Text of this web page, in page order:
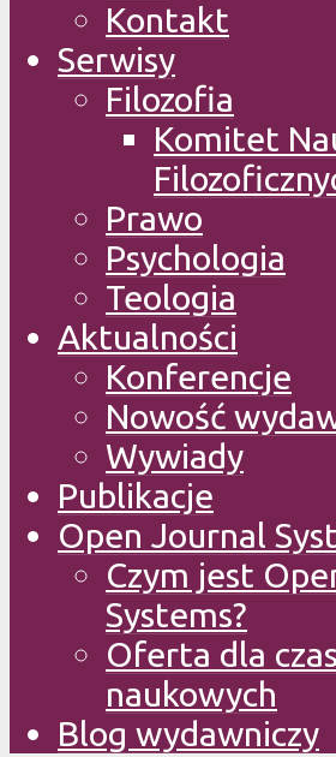
Kontakt
Serwisy
Filozofia
Komitet
Prawo
Psychologia
Teologia
Aktualności
Konferencje
Nowość
Wywiady
Publikacje
Open Journal
Czym jest
Systems?
Oferta dla
naukowych
Blog wydawniczy